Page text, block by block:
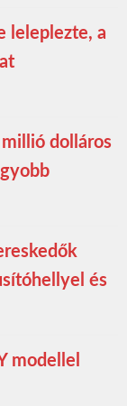
leleplezte, a
dolláros
és
modellel